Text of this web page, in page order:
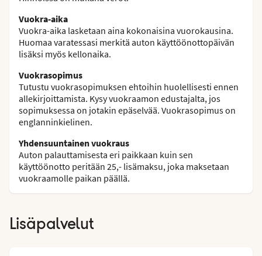
Vuokra-aika
Vuokra-aika lasketaan aina kokonaisina vuorokausina.
Huomaa varatessasi merkitä auton käyttöönottopäivän
lisäksi myös kellonaika.
Vuokrasopimus
Tutustu vuokrasopimuksen ehtoihin huolellisesti ennen
allekirjoittamista. Kysy vuokraamon edustajalta, jos
sopimuksessa on jotakin epäselvää. Vuokrasopimus on
englanninkielinen.
Yhdensuuntainen vuokraus
Auton palauttamisesta eri paikkaan kuin sen
käyttöönotto peritään 25,- lisämaksu, joka maksetaan
vuokraamolle paikan päällä.
Lisäpalvelut